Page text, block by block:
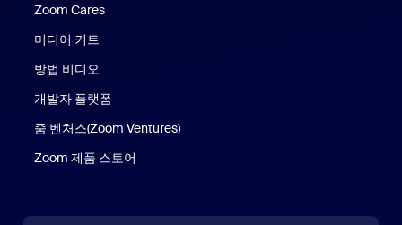
Zoom Cares
미디어 키트
방법 비디오
개발자 플랫폼
줌 벤처스(Zoom Ventures)
Zoom 제품 스토어